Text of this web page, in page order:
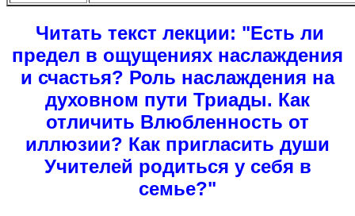
Читать текст лекции: "Есть ли
предел в ощущениях наслаждения
и счастья? Роль наслаждения на
духовном пути Триады. Как
отличить Влюбленность от
иллюзии? Как пригласить души
Учителей родиться у себя в
семье?"